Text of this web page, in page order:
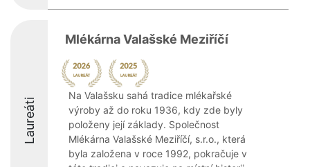
Laureáti
Mlékárna Valašské Meziříčí
Na Valašsku sahá tradice mlékařské
výroby až do roku 1936, kdy zde byly
položeny její základy. Společnost
Mlékárna Valašské Meziříčí, s.r.o., která
byla založena v roce 1992, pokračuje v